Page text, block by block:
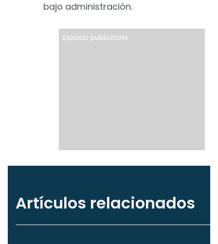
bajo administración.
Espacio publicitario
Artículos relacionados